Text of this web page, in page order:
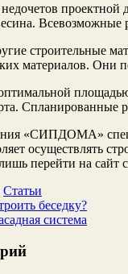
недочетов
Всевозможные
строительные
материалов. Они
Спланированные
«СИПДОМА»
осуществлять
перейти на сайт
Статьи
беседку?
система